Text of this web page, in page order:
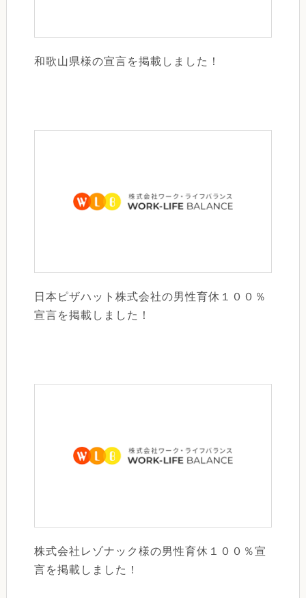
和歌山県様の宣言を掲載しました！
日本ピザハット株式会社の男性育休１００％
宣言を掲載しました！
株式会社レゾナック様の男性育休１００％宣
言を掲載しました！